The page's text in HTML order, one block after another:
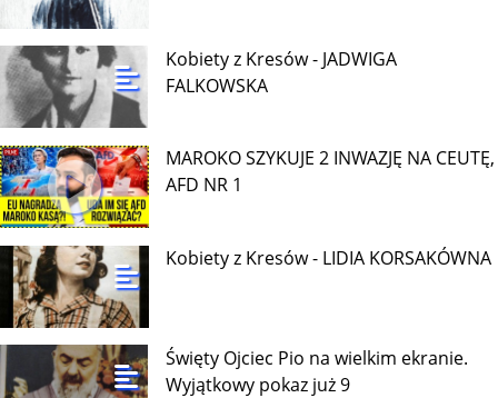
Kobiety z Kresów - JADWIGA
FALKOWSKA
MAROKO SZYKUJE 2 INWAZJĘ NA CEUTĘ,
AFD NR 1
Kobiety z Kresów - LIDIA KORSAKÓWNA
Święty Ojciec Pio na wielkim ekranie.
Wyjątkowy pokaz już 9